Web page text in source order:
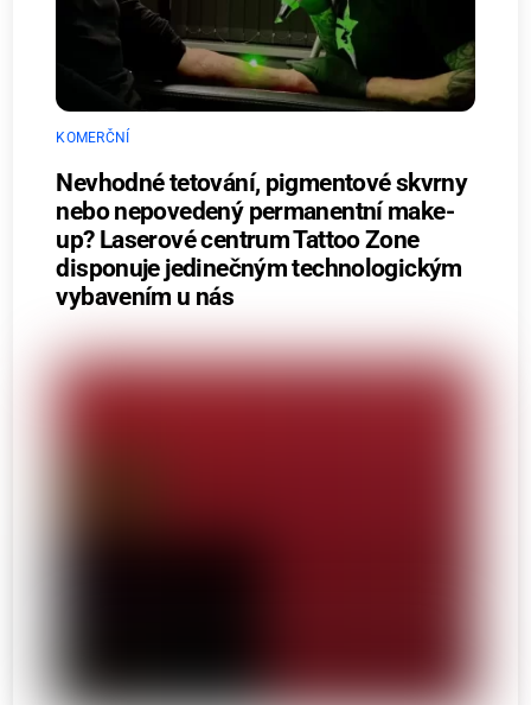
KOMERČNÍ
Nevhodné tetování, pigmentové skvrny
nebo nepovedený permanentní make-
up? Laserové centrum Tattoo Zone
disponuje jedinečným technologickým
vybavením u nás